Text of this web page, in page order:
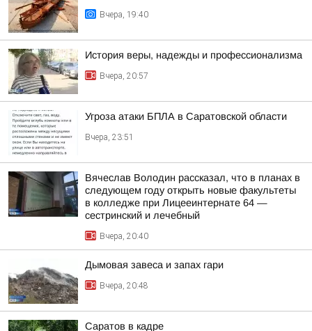
Вчера, 19:40
История веры, надежды и профессионализма
Вчера, 20:57
Угроза атаки БПЛА в Саратовской области
Вчера, 23:51
Вячеслав Володин рассказал, что в планах в
следующем году открыть новые факультеты
в колледже при Лицееинтернате 64 —
сестринский и лечебный
Вчера, 20:40
Дымовая завеса и запах гари
Вчера, 20:48
Саратов в кадре